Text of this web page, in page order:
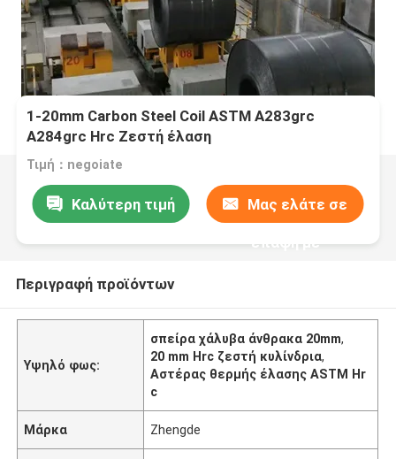
1-20mm Carbon Steel Coil ASTM A283grc
A284grc Hrc Ζεστή έλαση
Τιμή：negoiate
Καλύτερη τιμή Μας ελάτε σε
επαφή με
Περιγραφή προϊόντων
Υψηλό φως:
σπείρα χάλυβα άνθρακα 20mm,
20 mm Hrc ζεστή κυλίνδρια,
Αστέρας θερμής έλασης ASTM Hr
c
Μάρκα Zhengde